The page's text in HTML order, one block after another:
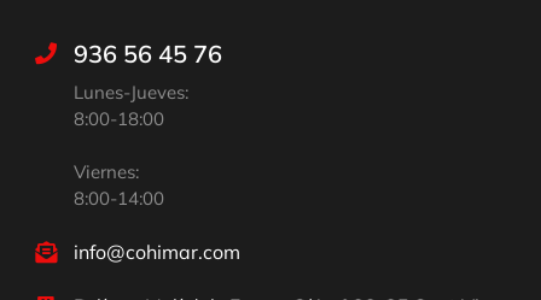
936 56 45 76
Lunes-Jueves:
8:00-18:00
Viernes:
8:00-14:00
info@cohimar.com